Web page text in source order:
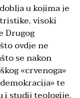
u kojima je
visoki
Drugog
ovdje ne
se nakon
«crvenoga»
te